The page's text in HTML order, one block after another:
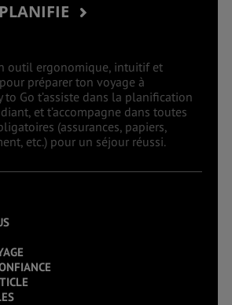
outil ergonomique, intuitif et
préparer ton voyage à
to Go t’assiste dans la planification
et t’accompagne dans toutes
(assurances, papiers,
etc.) pour un séjour réussi.